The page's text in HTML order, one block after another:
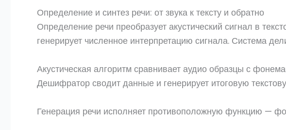
Определение и синтез речи: от звука к тексту и обратно
Определение речи преобразует акустический сигнал в
генерирует численное интерпретацию сигнала. Система
Акустическая алгоритм сравнивает аудио образцы с
Дешифратор сводит данные и генерирует итоговую
Генерация речи исполняет противоположную функцию —